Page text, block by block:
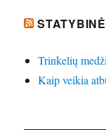
Trinkelių
Kaip veikia